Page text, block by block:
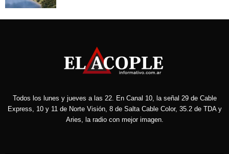
Todos los lunes y jueves a las 22. En Canal 10, la señal 29 de Cable
Express, 10 y 11 de Norte Visión, 8 de Salta Cable Color, 35.2 de TDA y
Aries, la radio con mejor imagen.